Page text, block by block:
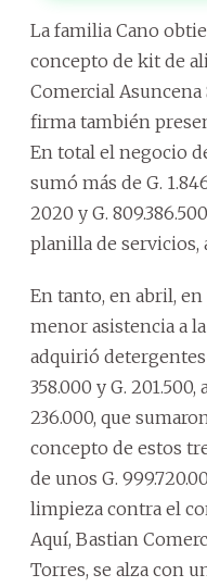
La familia Cano
concepto de kit de
Comercial Asuncena
firma también
En total el negocio
sumó más de G.
2020 y G.
planilla de servicios,
En tanto, en abril,
menor asistencia a
adquirió
358.000 y G.
236.000, que
concepto de estos
de unos G.
limpieza contra el
Aquí, Bastian
Torres, se alza con